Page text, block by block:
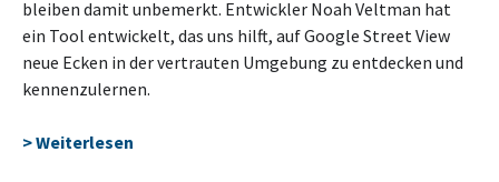
bleiben damit unbemerkt. Entwickler Noah Veltman hat
ein Tool entwickelt, das uns hilft, auf Google Street View
neue Ecken in der vertrauten Umgebung zu entdecken und
kennenzulernen.
> Weiterlesen